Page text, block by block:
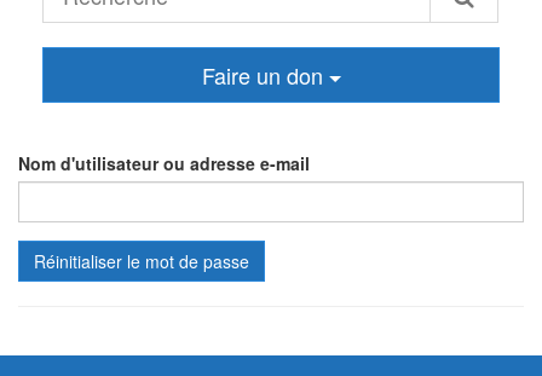
Faire un don
Nom d'utilisateur ou adresse e-mail